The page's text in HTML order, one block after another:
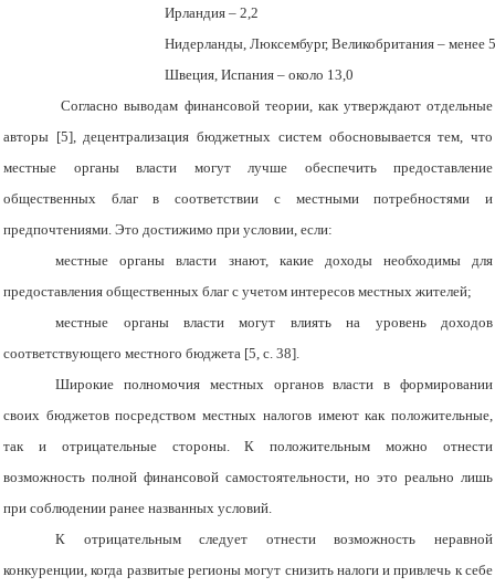
Ирландия – 2,2
Нидерланды, Люксембург, Великобритания – менее
Швеция, Испания – около 13,0
Согласно выводам финансовой теории, как утверждают отдельные
авторы [5], децентрализация бюджетных систем обосновывается тем, что
местные органы власти могут лучше обеспечить предоставление
общественных благ в соответствии с местными потребностями и
предпочтениями. Это достижимо при условии, если:
местные органы власти знают, какие доходы необходимы для
предоставления общественных благ с учетом интересов местных жителей;
местные органы власти могут влиять на уровень доходов
соответствующего местного бюджета [5, с. 38].
Широкие полномочия местных органов власти в формировании
своих бюджетов посредством местных налогов имеют как положительные,
так и отрицательные стороны. К положительным можно отнести
возможность полной финансовой самостоятельности, но это реально лишь
при соблюдении ранее названных условий.
К отрицательным следует отнести возможность неравной
конкуренции, когда развитые регионы могут снизить налоги и привлечь к себе